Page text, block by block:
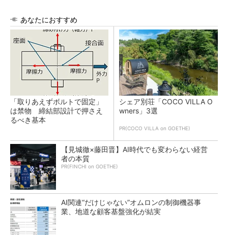
あなたにおすすめ
「取りあえずボルトで固定」
は禁物 締結部設計で押さえ
るべき基本
シェア別荘「COCO VILLA O
wners」3選
PR(COCO VILLA on GOETHE)
【見城徹×藤田晋】AI時代でも変わらない経営
者の本質
PR(FINCHI on GOETHE)
AI関連“だけじゃない”オムロンの制御機器事
業、地道な顧客基盤強化が結実